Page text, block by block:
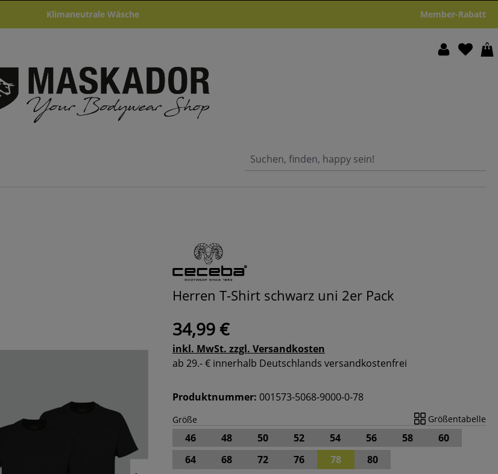
Klimaneutrale Wäsche Member-Rabatt
Herren T-Shirt schwarz uni 2er Pack
34,99 €
inkl. MwSt. zzgl. Versandkosten
ab 29.- € innerhalb Deutschlands versandkostenfrei
Produktnummer: 001573-5068-9000-0-78
Größe Größentabelle
46 48 50 52 54 56 58
60
64
68 72 76 78 80